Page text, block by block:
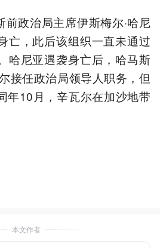
政治局主席伊斯梅尔·哈尼
亡，此后该组织一直未通过
哈尼亚遇袭身亡后，哈马斯
接任政治局领导人职务，但
年10月，辛瓦尔在加沙地带
本文作者